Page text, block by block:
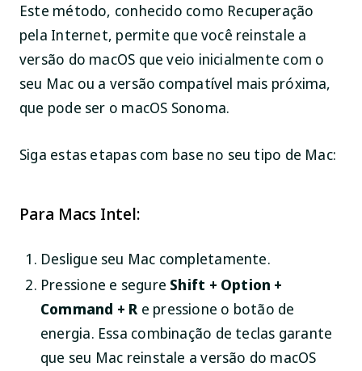
Este método, conhecido como Recuperação
pela Internet, permite que você reinstale a
versão do macOS que veio inicialmente com o
seu Mac ou a versão compatível mais próxima,
que pode ser o macOS Sonoma.
Siga estas etapas com base no seu tipo de Mac:
Para Macs Intel:
Desligue seu Mac completamente.
Pressione e segure Shift + Option +
Command + R e pressione o botão de
energia. Essa combinação de teclas garante
que seu Mac reinstale a versão do macOS